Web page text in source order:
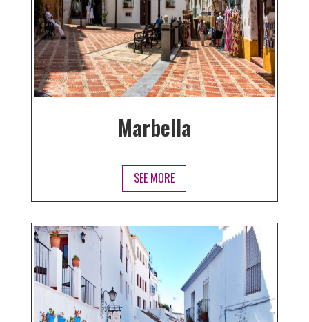
Marbella
SEE MORE